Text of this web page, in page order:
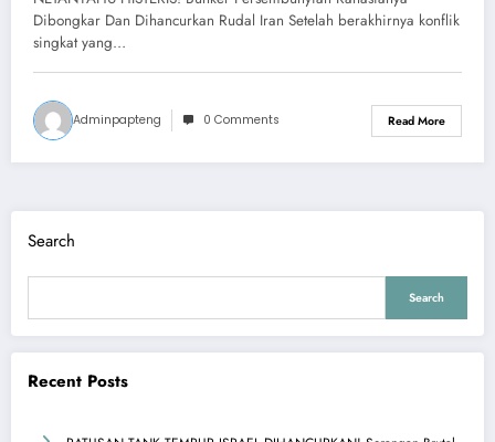
Iran
Dibongkar Dan Dihancurkan Rudal Iran Setelah berakhirnya konflik
singkat yang…
Adminpapteng 0 Comments Read More
Search
Search
Recent Posts